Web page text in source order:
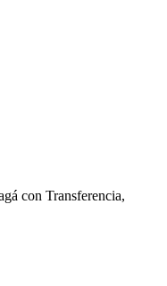
con Transferencia,